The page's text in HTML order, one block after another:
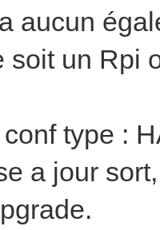
aucun
soit un Rpi
type :
a jour